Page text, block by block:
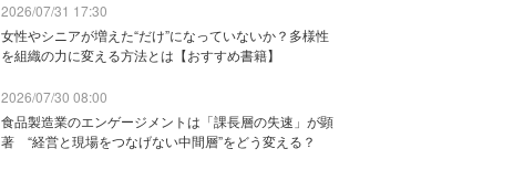
2026/07/31 17:30
女性やシニアが増えた“だけ”になっていないか？多様性
を組織の力に変える方法とは【おすすめ書籍】
2026/07/30 08:00
食品製造業のエンゲージメントは「課長層の失速」が顕
著 “経営と現場をつなげない中間層”をどう変える？